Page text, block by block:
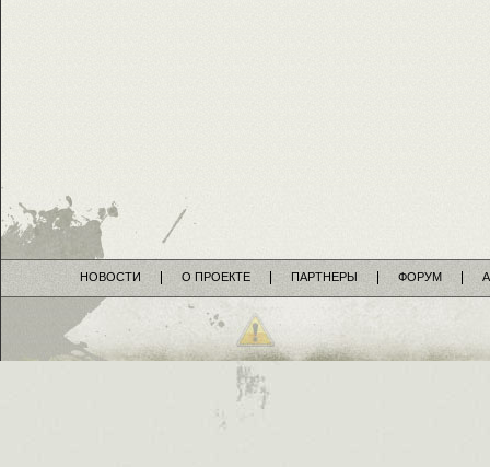
НОВОСТИ О ПРОЕКТЕ ПАРТНЕРЫ ФОРУМ